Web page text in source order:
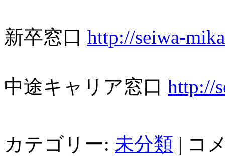
新卒窓口 http://seiwa-mik
中途キャリア窓口 http://
カテゴリー: 未分類 | コ